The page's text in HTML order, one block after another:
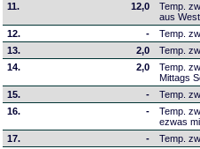
11.
12,0
Temp.
aus
12.
-
Temp.
13.
2,0
Temp.
14.
2,0
Temp.
Mittags
15.
-
Temp.
16.
-
Temp.
ezwas
17.
-
Temp.